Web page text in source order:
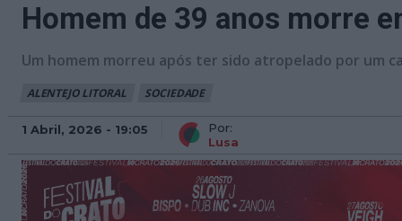
Homem de 39 anos morre
Um homem morreu após ter sido atropelado por um
ALENTEJO LITORAL SOCIEDADE
1 Abril, 2026 - 19:05
Por:
Lusa